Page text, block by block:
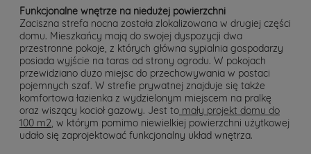
Funkcjonalne wnętrze na niedużej powierzchni
Zaciszna strefa nocna została zlokalizowana w drugiej części
domu. Mieszkańcy mają do swojej dyspozycji dwa
przestronne pokoje, z których główna sypialnia gospodarzy
posiada wyjście na taras od strony ogrodu. W pokojach
przewidziano dużo miejsc do przechowywania w postaci
pojemnych szaf. W strefie prywatnej znajduje się także
komfortowa łazienka z wydzielonym miejscem na pralkę
oraz wiszący kocioł gazowy. Jest to mały projekt domu do
100 m2 , w którym pomimo niewielkiej powierzchni użytkowej
udało się zaprojektować funkcjonalny układ wnętrza.